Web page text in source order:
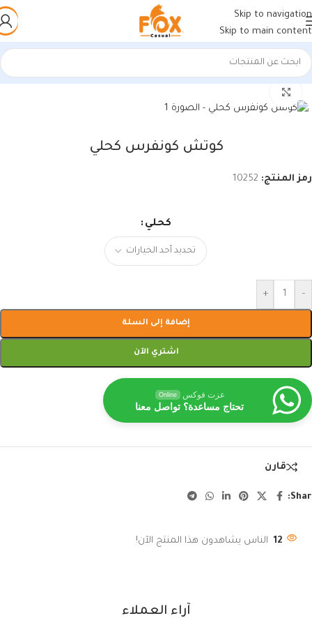
Skip to navigation
Skip to main content
الرئيسية/أحذية رجالي/كوتشي رجالي
كوتش كونفرس كحلي
رمز المنتج: 10252
كحلي
-
+
إضافة إلى السلة
اشتري الآن
عزت فوكس Online
تحتاج مساعدة؟ تواصل معنا
قارن
12 الناس يشاهدون هذا المنتج الآن!
آراء العملاء